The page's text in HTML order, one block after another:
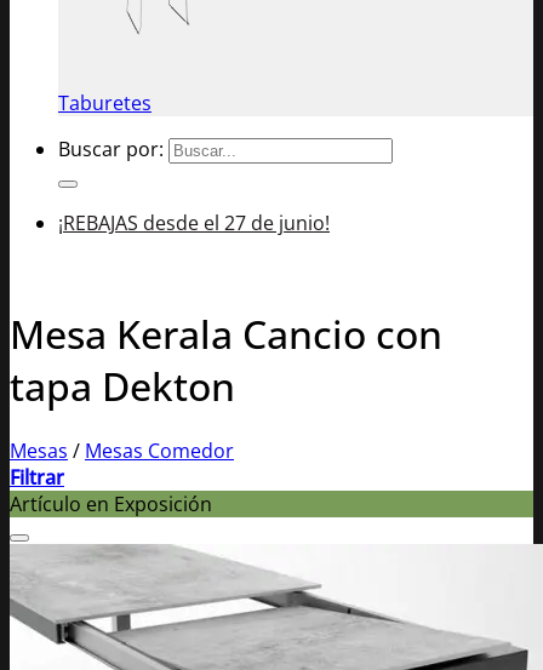
Taburetes
Buscar por:
¡REBAJAS desde el 27 de junio!
Mesa Kerala Cancio con
tapa Dekton
Mesas / Mesas Comedor
Filtrar
Artículo en Exposición